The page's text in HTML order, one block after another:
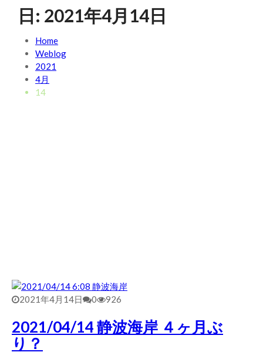
Recent News
2026/7/28 御前崎方面 よれ入ったダンパー多め
年7月28日
2026/6/4 静波 風弱く見た目よりできました
月4日
2026/5/25 御前崎方面 カレント強くブレイク続かず
2026年5月25日
日: 2021年4月14日
Home
Weblog
2021
4月
14
2021年4月14日 0 926
2021/04/14 静波海岸 ４ヶ月ぶ
り？